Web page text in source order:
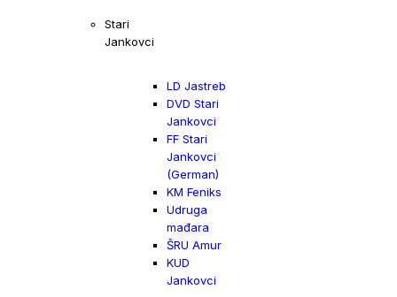
Stari
Jankovci
LD Jastreb
DVD Stari
Jankovci
FF Stari
Jankovci
(German)
KM Feniks
Udruga
mađara
ŠRU Amur
KUD
Jankovci